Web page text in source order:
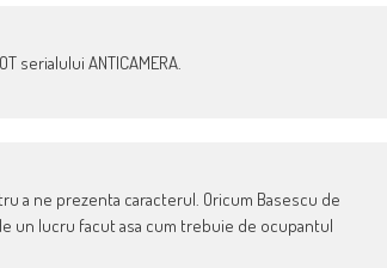
serialului ANTICAMERA.
a ne prezenta caracterul. Oricum Basescu de
un lucru facut asa cum trebuie de ocupantul